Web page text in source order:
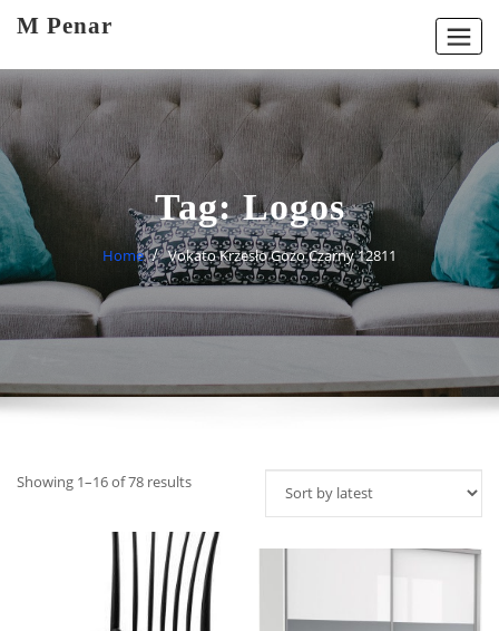
M Penar
Tag:Logos
Home Vokato Krzesło Gozo Czarny 12811
Showing 1–16 of 78 results